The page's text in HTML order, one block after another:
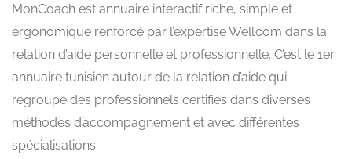
MonCoach est annuaire interactif riche, simple et
ergonomique renforcé par l’expertise Well’com dans la
relation d’aide personnelle et professionnelle. C’est le 1er
annuaire tunisien autour de la relation d’aide qui
regroupe des professionnels certifiés dans diverses
méthodes d’accompagnement et avec différentes
spécialisations.